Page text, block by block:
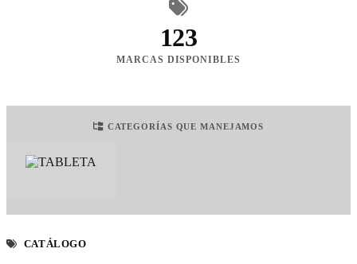
123
MARCAS DISPONIBLES
CATEGORÍAS QUE MANEJAMOS
CATÁLOGO